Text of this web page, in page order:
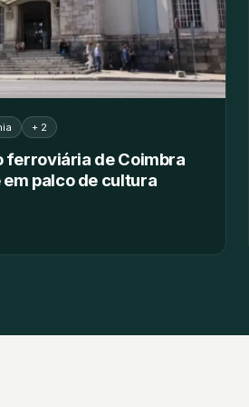
+ 2
ferroviária de Coimbra
palco de cultura